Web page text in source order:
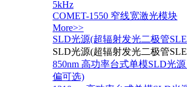
5kHz
COMET-1550 窄线宽激光模块
More>>
SLD光源(超辐射发光二极管
SLD光源(超辐射发光二极管
850nm 高功率台式单模SLD光源
偏可选)